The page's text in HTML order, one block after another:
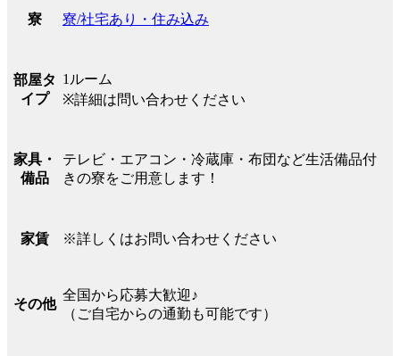
寮 寮/社宅あり・住み込み
部屋タ
イプ
1ルーム
※詳細は問い合わせください
家具・
備品
テレビ・エアコン・冷蔵庫・布団など生活備品付
きの寮をご用意します！
家賃 ※詳しくはお問い合わせください
その他
全国から応募大歓迎♪
（ご自宅からの通勤も可能です）